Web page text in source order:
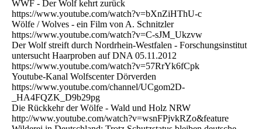
WWF - Der Wolf kehrt zurück
https://www.youtube.com/watch?v=bXnZiHThU-c
Wölfe / Wolves - ein Film von A. Schnitzler
https://www.youtube.com/watch?v=C-sJM_Ukzvw
Der Wolf streift durch Nordrhein-Westfalen - Forschungsinstitut
untersucht Haarproben auf DNA 05.11.2012
https://www.youtube.com/watch?v=57RrYk6fCpk
Youtube-Kanal Wolfscenter Dörverden
https://www.youtube.com/channel/UCgom2D-
_HA4FQZK_D9b29pg
Die Rückkehr der Wölfe - Wald und Holz NRW
http://www.youtube.com/watch?v=wsnFPjvkRZo&feature